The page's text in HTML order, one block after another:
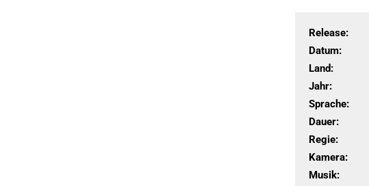
Release:
Datum:
Land:
Jahr:
Sprache:
Dauer:
Regie:
Kamera:
Musik: